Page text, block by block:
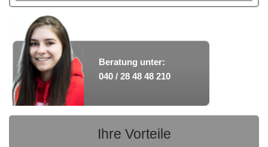
Beratung unter:
040 / 28 48 48 210
Ihre Vorteile